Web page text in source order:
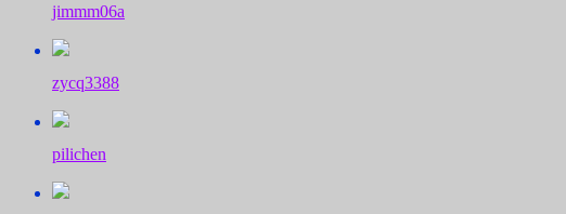
jimmm06a
zycq3388
pilichen